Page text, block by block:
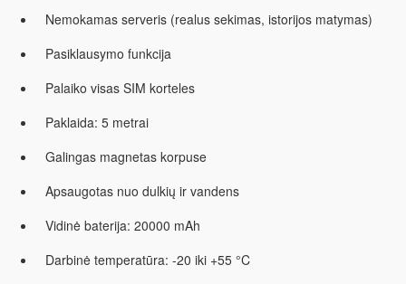
Nemokamas serveris (realus sekimas, istorijos matymas)
Pasiklausymo funkcija
Palaiko visas SIM korteles
Paklaida: 5 metrai
Galingas magnetas korpuse
Apsaugotas nuo dulkių ir vandens
Vidinė baterija: 20000 mAh
Darbinė temperatūra: -20 iki +55 °C